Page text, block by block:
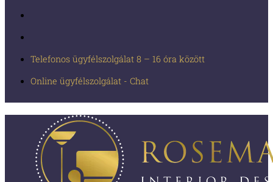
Telefonos ügyfélszolgálat 8 – 16 óra között
Online ügyfélszolgálat - Chat